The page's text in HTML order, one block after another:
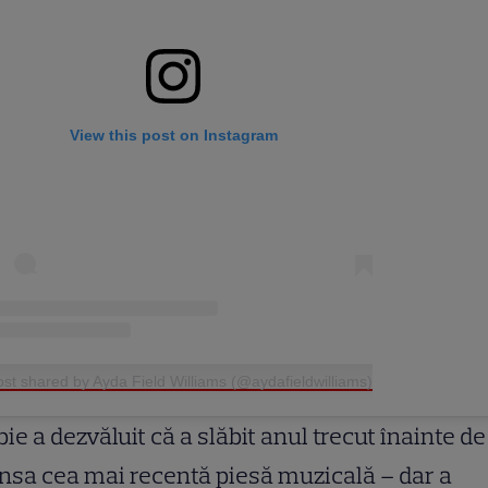
View this post on Instagram
shared by Ayda Field Williams (@aydafieldwilliams)
a dezvăluit că a slăbit anul trecut înainte
cea mai recentă piesă muzicală – dar a